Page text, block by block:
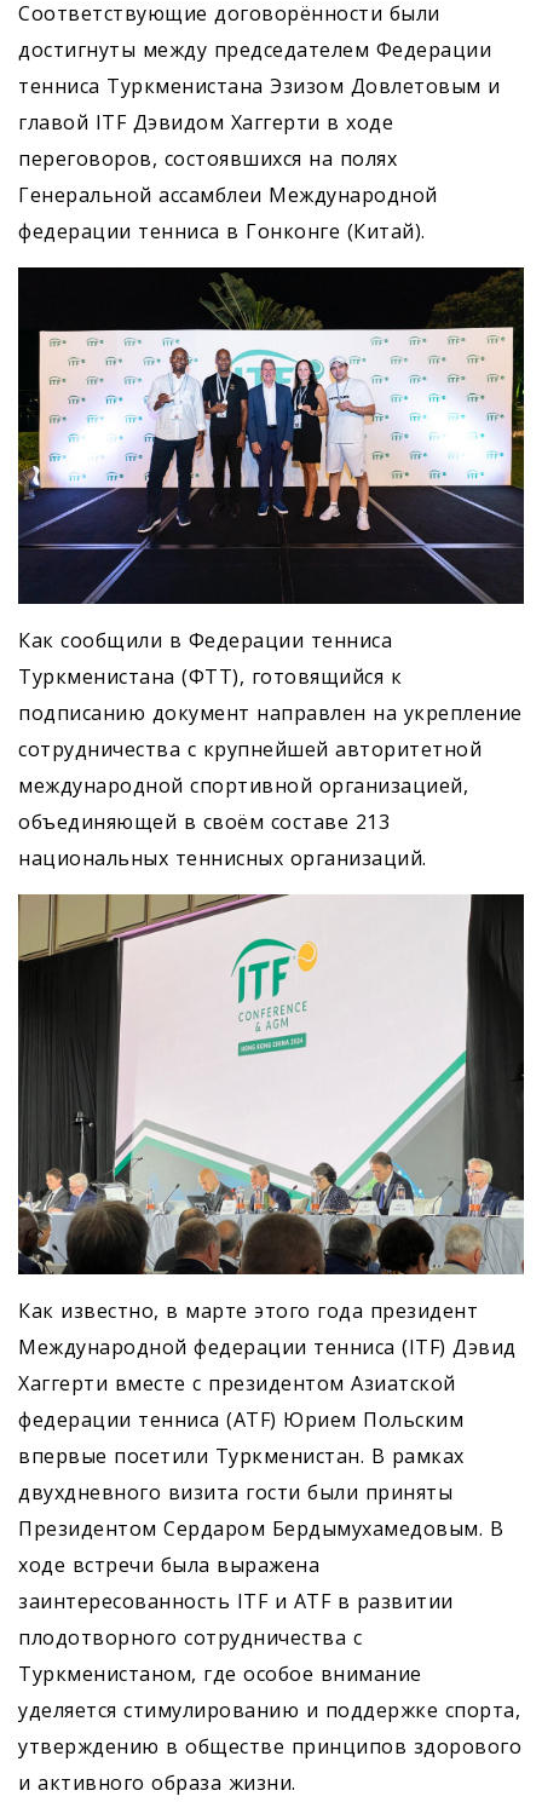
Соответствующие договорённости были
достигнуты между председателем Федерации
тенниса Туркменистана Эзизом Довлетовым и
главой ITF Дэвидом Хаггерти в ходе
переговоров, состоявшихся на полях
Генеральной ассамблеи Международной
федерации тенниса в Гонконге (Китай).
Как сообщили в Федерации тенниса
Туркменистана (ФТТ), готовящийся к
подписанию документ направлен на укрепление
сотрудничества с крупнейшей авторитетной
международной спортивной организацией,
объединяющей в своём составе 213
национальных теннисных организаций.
Как известно, в марте этого года президент
Международной федерации тенниса (ITF) Дэвид
Хаггерти вместе с президентом Азиатской
федерации тенниса (ATF) Юрием Польским
впервые посетили Туркменистан. В рамках
двухдневного визита гости были приняты
Президентом Сердаром Бердымухамедовым. В
ходе встречи была выражена
заинтересованность ITF и ATF в развитии
плодотворного сотрудничества с
Туркменистаном, где особое внимание
уделяется стимулированию и поддержке спорта,
утверждению в обществе принципов здорового
и активного образа жизни.